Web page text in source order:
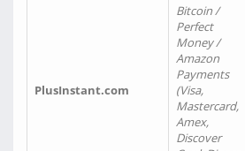
PlusInstant.com
Bitcoin /
Perfect
Money /
Amazon
Payments
(Visa,
Mastercard,
Amex,
Discover